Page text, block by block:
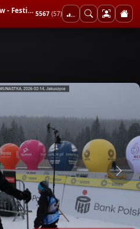
50. Bieg Piastów - Festiwal Narciarstwa Biegowego RODZINNA DWUNASTKA 5567 (57)